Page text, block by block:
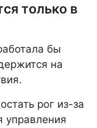
только в
бы
на
рог из-за
управления